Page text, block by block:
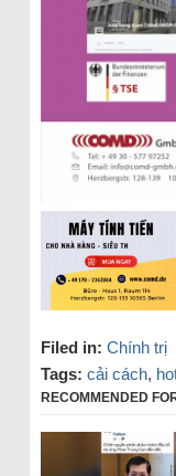
Filed in: Chính trị
Tags: cải cách,
RECOMMENDED